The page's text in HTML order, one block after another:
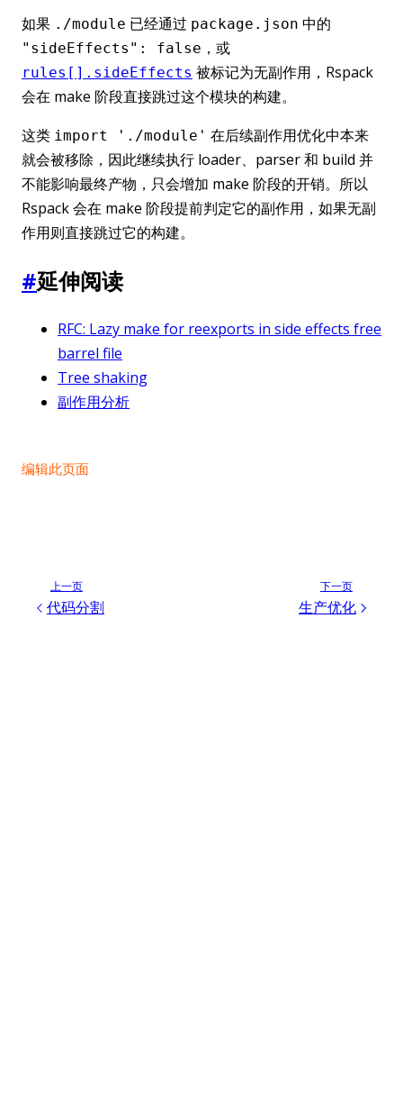
如果 ./module 已经通过 package.json 中的
"sideEffects": false ，或
rules[].sideEffects 被标记为无副作用，Rspack
会在 make 阶段直接跳过这个模块的构建。
这类 import './module' 在后续副作用优化中本来
就会被移除，因此继续执行 loader、parser 和 build 并
不能影响最终产物，只会增加 make 阶段的开销。所以
Rspack 会在 make 阶段提前判定它的副作用，如果无副
作用则直接跳过它的构建。
#延伸阅读
RFC: Lazy make for reexports in side effects free
barrel file
Tree shaking
副作用分析
编辑此页面
上一页
代码分割
下一页
生产优化